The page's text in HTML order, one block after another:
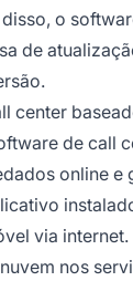
o
de
center
de call
online e
via internet.
nos